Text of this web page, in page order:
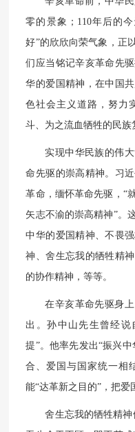
零的景象；110年后的
好”的欣欣向荣气象，正
们应当铭记辛亥革命先
华的爱国精神，在中国
色社会主义道路，努力
斗、为之流血牺牲的民族
实现中华民族的伟
命先驱的崇高精神。习
革命，缅怀革命先驱，“
矢志不渝的崇高精神”。
中华的爱国精神、不畏
神、舍生忘我的牺牲精
的协作精神，等等。
在辛亥革命先驱身
出。孙中山先生曾经说
提”。他率先发出“振兴
合、爱国与国家统一相
能“达革新之目的”，把爱
舍生忘我的牺牲精